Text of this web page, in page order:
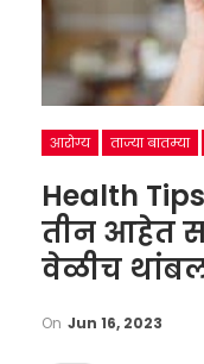
आरोग्य ताज्या बातम्या
Health
तीन आहेत
वेळीच
On Jun 16, 2023